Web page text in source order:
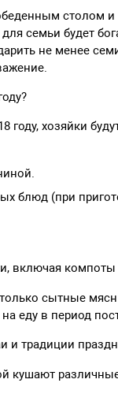
столом
семьи будет
не менее
году, хозяйки
блюд (при
включая компоты
только сытные
еду в период
и традиции
кушают